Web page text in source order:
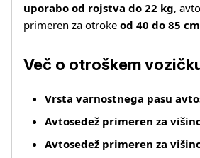
uporabo od rojstva do 22 kg,
primeren za otroke od 40 do 85
Več o otroškem
Vrsta varnostnega pasu
Avtosedež primeren za
Avtosedež primeren za